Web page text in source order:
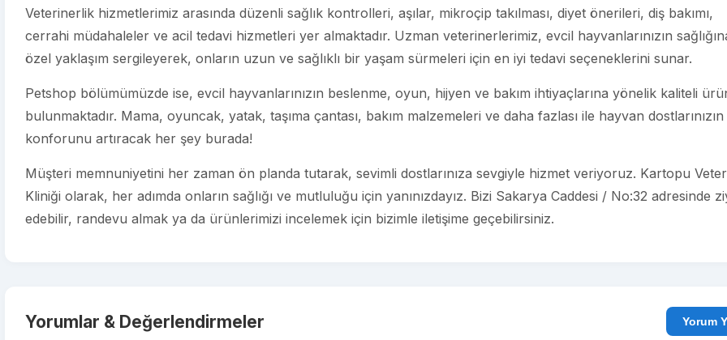
Veterinerlik hizmetlerimiz arasında düzenli sağlık kontrolleri, aşılar, mikroçip takılması, diyet önerileri, diş bakımı,
cerrahi müdahaleler ve acil tedavi hizmetleri yer almaktadır. Uzman veterinerlerimiz, evcil hayvanlarınızın
özel yaklaşım sergileyerek, onların uzun ve sağlıklı bir yaşam sürmeleri için en iyi tedavi seçeneklerini sunar.
Petshop bölümümüzde ise, evcil hayvanlarınızın beslenme, oyun, hijyen ve bakım ihtiyaçlarına yönelik kaliteli
bulunmaktadır. Mama, oyuncak, yatak, taşıma çantası, bakım malzemeleri ve daha fazlası ile hayvan dostlarınızın
konforunu artıracak her şey burada!
Müşteri memnuniyetini her zaman ön planda tutarak, sevimli dostlarınıza sevgiyle hizmet veriyoruz. Kartopu
Kliniği olarak, her adımda onların sağlığı ve mutluluğu için yanınızdayız. Bizi Sakarya Caddesi / No:32 adresinde
edebilir, randevu almak ya da ürünlerimizi incelemek için bizimle iletişime geçebilirsiniz.
Yorumlar & Değerlendirmeler